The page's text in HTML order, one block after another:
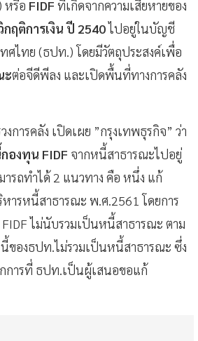
หรือ FIDF ที่เกิดจากความเสียหายของ
กฤติการเงิน ปี 2540ไปอยู่ในบัญชี
ศไทย (ธปท.) โดยมีวัตถุประสงค์เพื่อ
ะต่อจีดีพีลง และเปิดพื้นที่ทางการคลัง
การคลัง เปิดเผย ”กรุงเทพธุรกิจ” ว่า
องทุน FIDF จากหนี้สาธารณะไปอยู่
รถทำได้ 2 แนวทาง คือ หนึ่ง แก้
ารหนี้สาธารณะ พ.ศ.2561 โดยการ
ไม่นับรวมเป็นหนี้สาธารณะ ตาม
ของธปท.ไม่รวมเป็นหนี้สาธารณะ ซึ่ง
การที่ ธปท.เป็นผู้เสนอขอแก้